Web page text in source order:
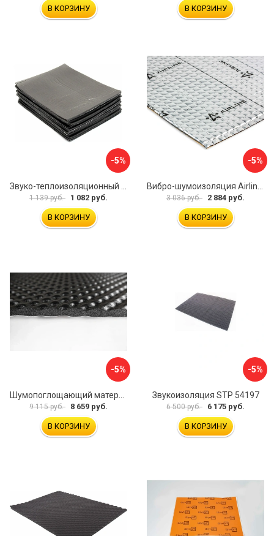
В КОРЗИНУ В КОРЗИНУ
-5%
1 139 руб. 1 082 руб.
В КОРЗИНУ
-5%
3 036 руб. 2 884 руб.
В КОРЗИНУ
-5%
9 115 руб. 8 659 руб.
В КОРЗИНУ
-5%
Звукоизоляция STP 54197
6 500 руб. 6 175 руб.
В КОРЗИНУ